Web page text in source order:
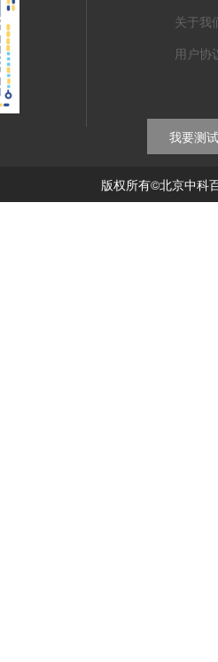
关于我
用户协
我要测试
版权所有©北京中科